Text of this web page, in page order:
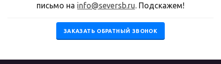
письмо на info@seversb.ru. Подскажем!
ЗАКАЗАТЬ ОБРАТНЫЙ ЗВОНОК